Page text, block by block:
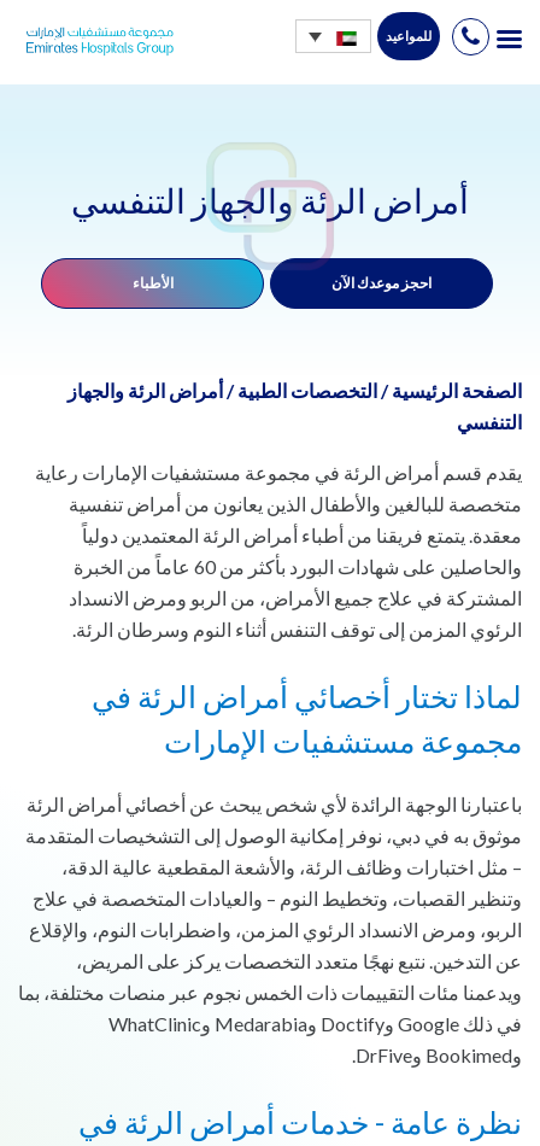
Skip
للمواعيد
أمراض الرئة والجهاز التنفسي
احجز موعدك الآن الأطباء
الصفحة الرئيسية /التخصصات الطبية /أمراض الرئة والجهاز
التنفسي
يقدم قسم أمراض الرئة في مجموعة مستشفيات الإمارات رعاية
متخصصة للبالغين والأطفال الذين يعانون من أمراض تنفسية
معقدة. يتمتع فريقنا من أطباء أمراض الرئة المعتمدين دولياً
والحاصلين على شهادات البورد بأكثر من 60 عاماً من الخبرة
المشتركة في علاج جميع الأمراض، من الربو ومرض الانسداد
الرئوي المزمن إلى توقف التنفس أثناء النوم وسرطان الرئة.
لماذا تختار أخصائي أمراض الرئة في
مجموعة مستشفيات الإمارات
باعتبارنا الوجهة الرائدة لأي شخص يبحث عن أخصائي أمراض الرئة
موثوق به في دبي، نوفر إمكانية الوصول إلى التشخيصات المتقدمة
– مثل اختبارات وظائف الرئة، والأشعة المقطعية عالية الدقة،
وتنظير القصبات، وتخطيط النوم – والعيادات المتخصصة في علاج
الربو، ومرض الانسداد الرئوي المزمن، واضطرابات النوم، والإقلاع
عن التدخين. نتبع نهجًا متعدد التخصصات يركز على المريض،
ويدعمنا مئات التقييمات ذات الخمس نجوم عبر منصات مختلفة، بما
في ذلك Google وDoctify وMedarabia وWhatClinic
وBookimed وDrFive.
نظرة عامة - خدمات أمراض الرئة في